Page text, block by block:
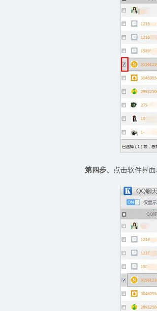
第四步、 点击软件界